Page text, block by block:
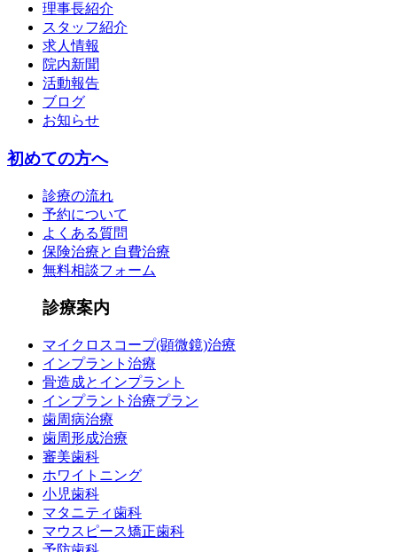
理事長紹介
スタッフ紹介
求人情報
院内新聞
活動報告
ブログ
お知らせ
初めての方へ
診療の流れ
予約について
よくある質問
保険治療と自費治療
無料相談フォーム
診療案内
マイクロスコープ(顕微鏡)治療
インプラント治療
骨造成とインプラント
インプラント治療プラン
歯周病治療
歯周形成治療
審美歯科
ホワイトニング
小児歯科
マタニティ歯科
マウスピース矯正歯科